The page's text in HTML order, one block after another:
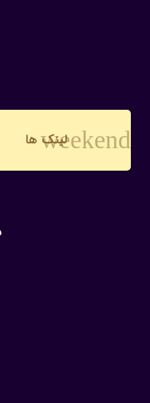
weekend
لینک ها